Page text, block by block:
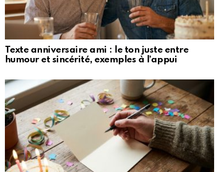
Texte anniversaire ami : le ton juste entre
humour et sincérité, exemples à l’appui